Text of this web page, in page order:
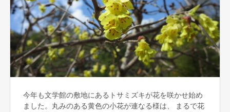
今年も文学館の敷地にあるトサミズキが花を咲かせ始め
ました。丸みのある黄色の小花が連なる様は、 まるで花